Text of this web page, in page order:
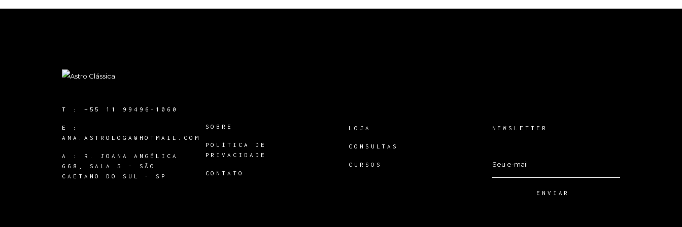
T : +55 11 99496-1060
E :
ANA.ASTROLOGA@HOTMAIL.COM
A :
R. JOANA ANGÉLICA
668, SALA 5 - SÃO
CAETANO DO SUL - SP
SOBRE
POLÍTICA DE
PRIVACIDADE
CONTATO
LOJA
CONSULTAS
CURSOS
NEWSLETTER
ENVIAR